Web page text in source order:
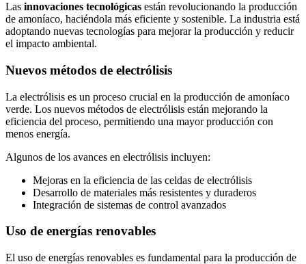
Las innovaciones tecnológicas están revolucionando la producción
de amoníaco, haciéndola más eficiente y sostenible. La industria está
adoptando nuevas tecnologías para mejorar la producción y reducir
el impacto ambiental.
Nuevos métodos de electrólisis
La electrólisis es un proceso crucial en la producción de amoníaco
verde. Los nuevos métodos de electrólisis están mejorando la
eficiencia del proceso, permitiendo una mayor producción con
menos energía.
Algunos de los avances en electrólisis incluyen:
Mejoras en la eficiencia de las celdas de electrólisis
Desarrollo de materiales más resistentes y duraderos
Integración de sistemas de control avanzados
Uso de energías renovables
El uso de energías renovables es fundamental para la producción de